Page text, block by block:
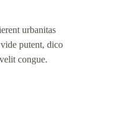
urbanitas
putent, dico
congue.